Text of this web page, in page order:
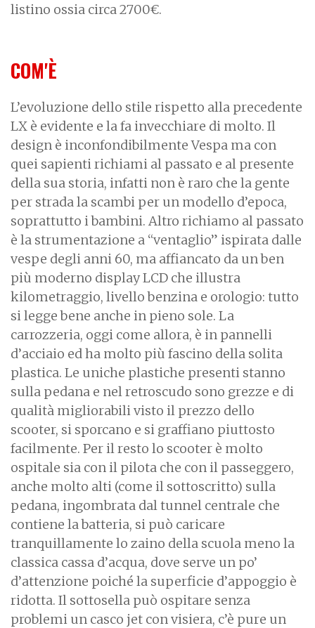
listino ossia circa 2700€.
COM'È
L’evoluzione dello stile rispetto alla precedente
LX è evidente e la fa invecchiare di molto. Il
design è inconfondibilmente Vespa ma con
quei sapienti richiami al passato e al presente
della sua storia, infatti non è raro che la gente
per strada la scambi per un modello d’epoca,
soprattutto i bambini. Altro richiamo al passato
è la strumentazione a “ventaglio” ispirata dalle
vespe degli anni 60, ma affiancato da un ben
più moderno display LCD che illustra
kilometraggio, livello benzina e orologio: tutto
si legge bene anche in pieno sole. La
carrozzeria, oggi come allora, è in pannelli
d’acciaio ed ha molto più fascino della solita
plastica. Le uniche plastiche presenti stanno
sulla pedana e nel retroscudo sono grezze e di
qualità migliorabili visto il prezzo dello
scooter, si sporcano e si graffiano piuttosto
facilmente. Per il resto lo scooter è molto
ospitale sia con il pilota che con il passeggero,
anche molto alti (come il sottoscritto) sulla
pedana, ingombrata dal tunnel centrale che
contiene la batteria, si può caricare
tranquillamente lo zaino della scuola meno la
classica cassa d’acqua, dove serve un po’
d’attenzione poiché la superficie d’appoggio è
ridotta. Il sottosella può ospitare senza
problemi un casco jet con visiera, c’è pure un